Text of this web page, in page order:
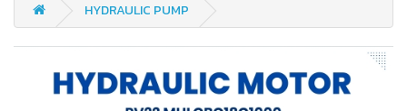
HYDRAULIC PUMP